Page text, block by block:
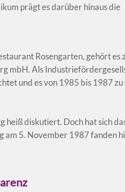
prägt es darüber hinaus die
Rosengarten, gehört es
mbH. Als
und es von 1985 bis 1987 zu
heiß diskutiert. Doch hat sich
am 5. November 1987 fanden